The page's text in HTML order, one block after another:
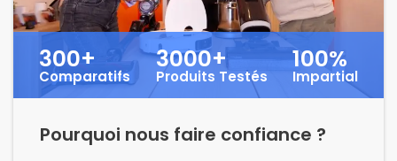
300+
Comparatifs
3000+
Produits Testés
100%
Impartial
Pourquoi nous faire confiance ?